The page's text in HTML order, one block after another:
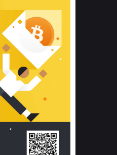
trong điều kiện
có thể tìm hiểu
khoa học về tác
và môi trường
sức khỏe con
(External
toàn diện hơn.
khi lựa chọn
cấp cho phòng
chăn ga gối đệm
cả về thẩm mỹ lẫn
tiêu dùng cần cân
tiêu chí quan trọng